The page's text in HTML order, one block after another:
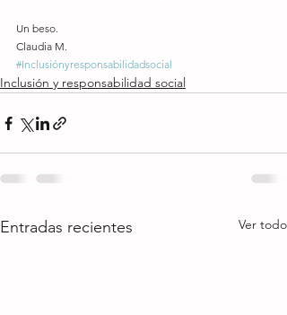
Un beso.
Claudia M.
#Inclusiónyresponsabilidadsocial
Inclusión y responsabilidad social
Entradas recientes Ver todo